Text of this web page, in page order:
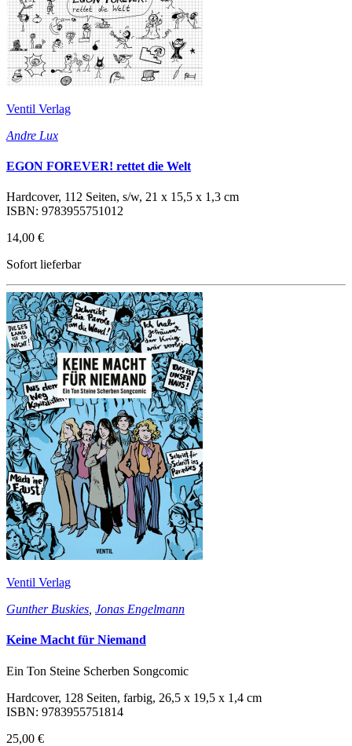
Ventil Verlag
Andre Lux
EGON FOREVER! rettet die Welt
Hardcover, 112 Seiten, s/w, 21 x 15,5 x 1,3 cm
ISBN: 9783955751012
14,00 €
Sofort lieferbar
Ventil Verlag
Gunther Buskies Jonas Engelmann
Keine Macht für Niemand
Ein Ton Steine Scherben Songcomic
Hardcover, 128 Seiten, farbig, 26,5 x 19,5 x 1,4 cm
ISBN: 9783955751814
25,00 €